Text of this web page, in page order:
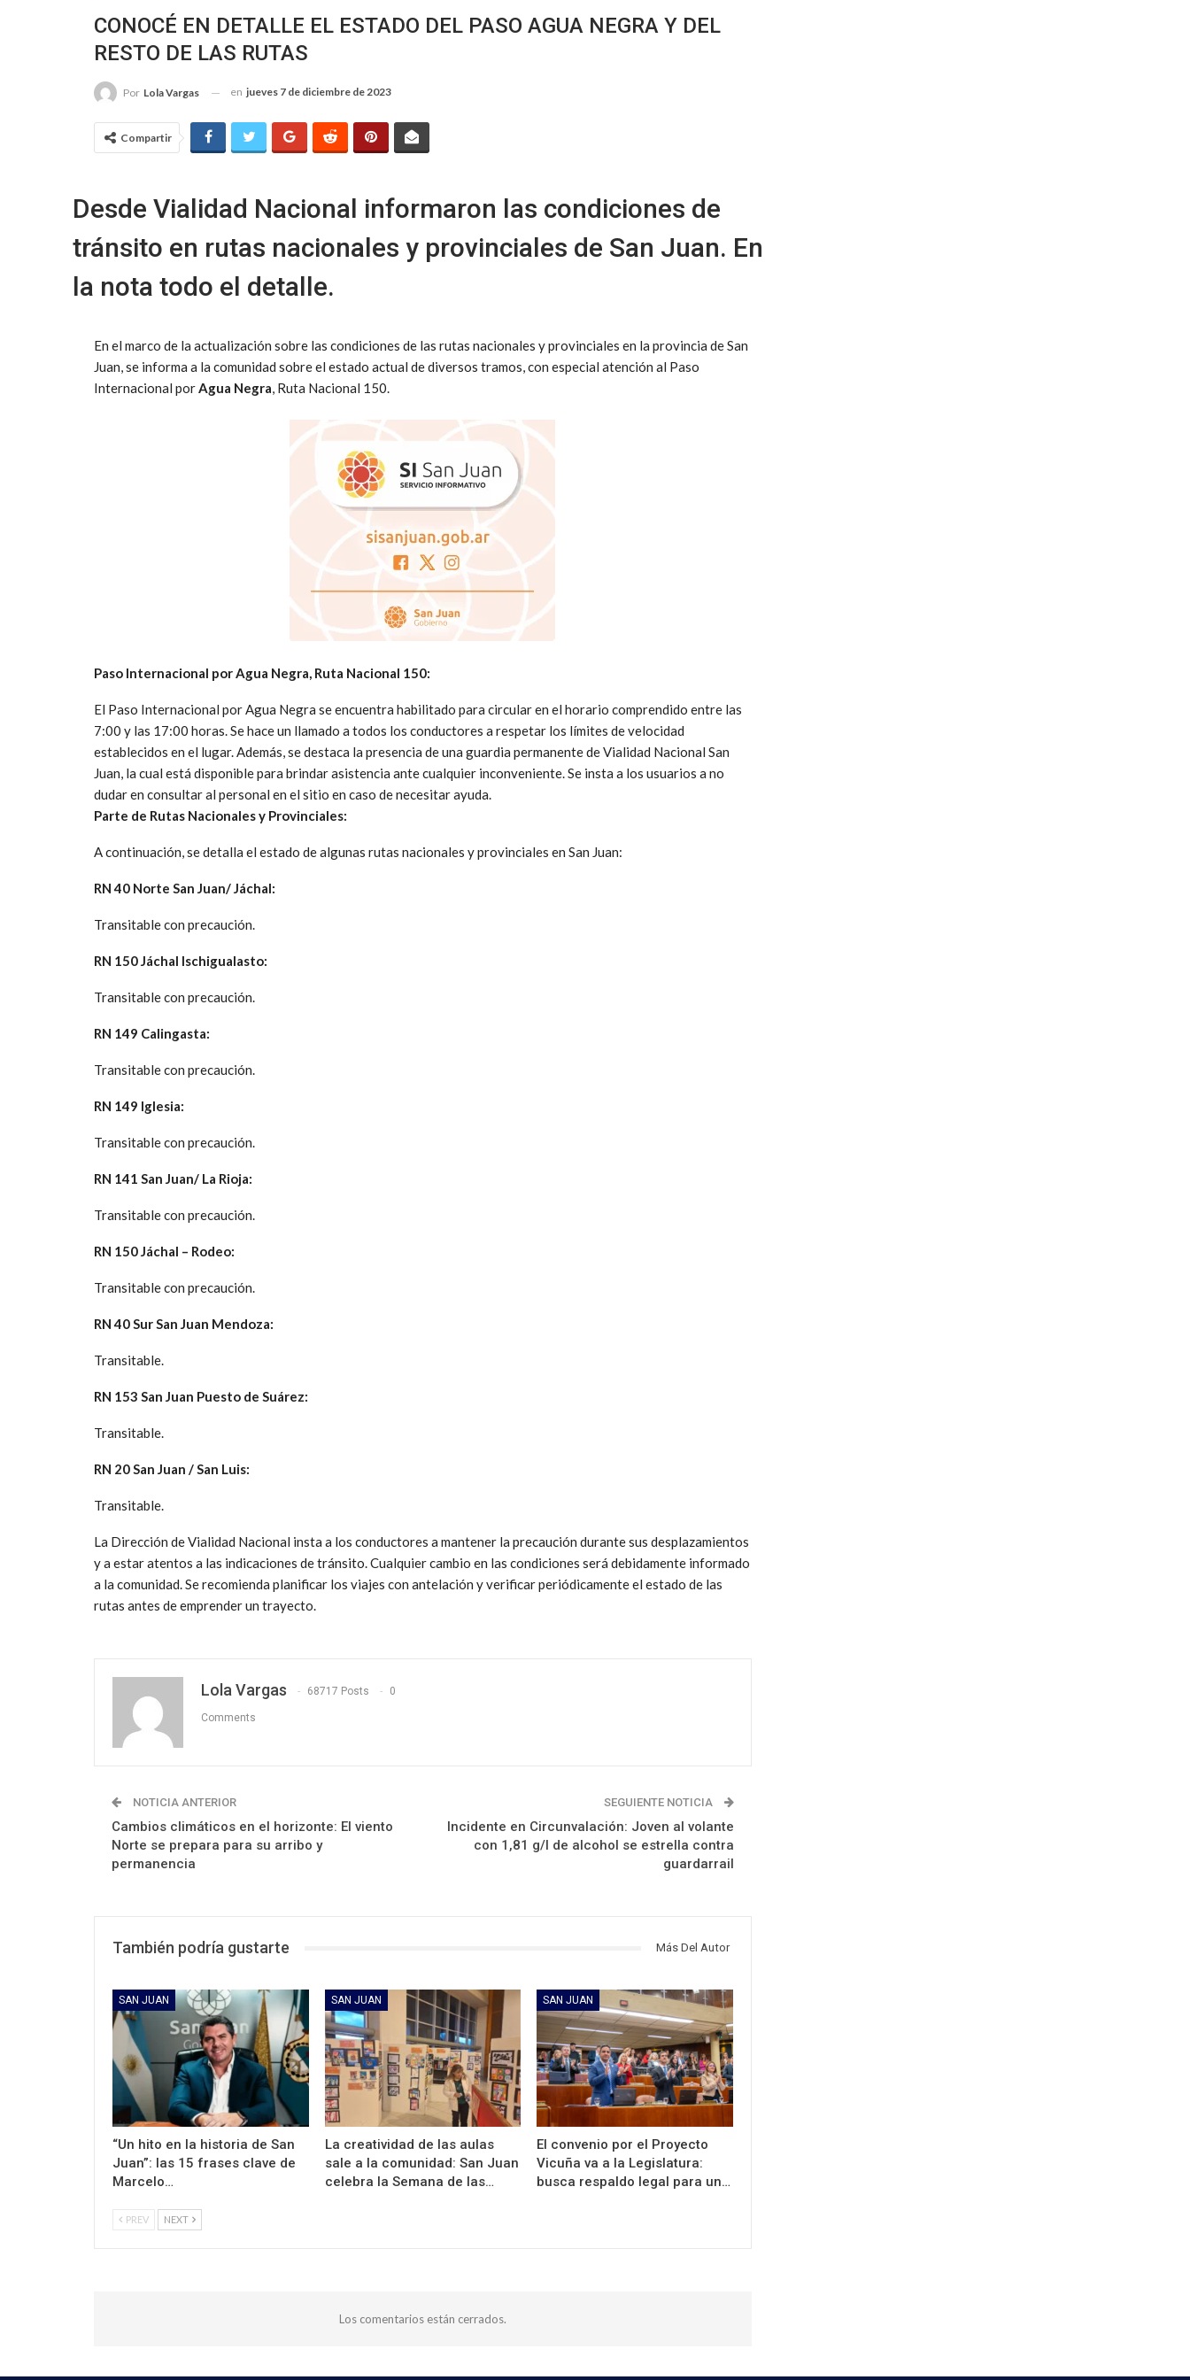
CONOCÉ EN DETALLE EL ESTADO DEL PASO AGUA NEGRA Y DEL
RESTO DE LAS RUTAS
Por Lola Vargas en jueves 7 de diciembre de 2023
Compartir
Desde Vialidad Nacional informaron las condiciones de
tránsito en rutas nacionales y provinciales de San Juan. En
la nota todo el detalle.
En el marco de la actualización sobre las condiciones de las rutas nacionales y provinciales en la provincia de San
Juan, se informa a la comunidad sobre el estado actual de diversos tramos, con especial atención al Paso
Internacional porAgua Negra, Ruta Nacional 150.
Paso Internacional por Agua Negra, Ruta Nacional 150:
El Paso Internacional por Agua Negra se encuentra habilitado para circular en el horario comprendido entre las
7:00 y las 17:00 horas. Se hace un llamado a todos los conductores a respetar los límites de velocidad
establecidos en el lugar. Además, se destaca la presencia de una guardia permanente de Vialidad Nacional San
Juan, la cual está disponible para brindar asistencia ante cualquier inconveniente. Se insta a los usuarios a no
dudar en consultar al personal en el sitio en caso de necesitar ayuda.
Parte de Rutas Nacionales y Provinciales:
A continuación, se detalla el estado de algunas rutas nacionales y provinciales en San Juan:
RN 40 Norte San Juan/ Jáchal:
Transitable con precaución.
RN 150 Jáchal Ischigualasto:
Transitable con precaución.
RN 149 Calingasta:
Transitable con precaución.
RN 149 Iglesia:
Transitable con precaución.
RN 141 San Juan/ La Rioja:
Transitable con precaución.
RN 150 Jáchal – Rodeo:
Transitable con precaución.
RN 40 Sur San Juan Mendoza:
Transitable.
RN 153 San Juan Puesto de Suárez:
Transitable.
RN 20 San Juan / San Luis:
Transitable.
La Dirección de Vialidad Nacional insta a los conductores a mantener la precaución durante sus desplazamientos
y a estar atentos a las indicaciones de tránsito. Cualquier cambio en las condiciones será debidamente informado
a la comunidad. Se recomienda planificar los viajes con antelación y verificar periódicamente el estado de las
rutas antes de emprender un trayecto.
Lola Vargas 68717 Posts 0
Comments
NOTICIA ANTERIOR
Cambios climáticos en el horizonte: El viento
Norte se prepara para su arribo y
permanencia
SEGUIENTE NOTICIA
Incidente en Circunvalación: Joven al volante
con 1,81 g/l de alcohol se estrella contra
guardarrail
También podría gustarte Más Del Autor
SAN JUAN
“Un hito en la historia de San
Juan”: las 15 frases clave de
Marcelo…
SAN JUAN
La creatividad de las aulas
sale a la comunidad: San Juan
celebra la Semana de las…
SAN JUAN
El convenio por el Proyecto
Vicuña va a la Legislatura:
busca respaldo legal para un…
PREV NEXT
Los comentarios están cerrados.